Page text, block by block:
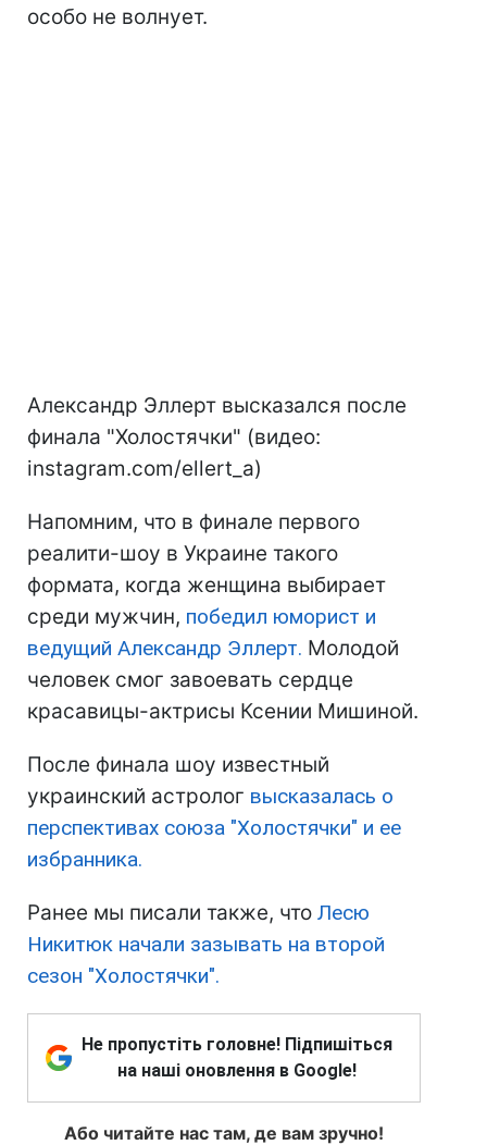
особо не волнует.
Александр Эллерт высказался после
финала "Холостячки" (видео:
instagram.com/ellert_a)
Напомним, что в финале первого
реалити-шоу в Украине такого
формата, когда женщина выбирает
среди мужчин, победил юморист и
ведущий Александр Эллерт. Молодой
человек смог завоевать сердце
красавицы-актрисы Ксении Мишиной.
После финала шоу известный
украинский астролог высказалась о
перспективах союза "Холостячки" и ее
избранника.
Ранее мы писали также, что Лесю
Никитюк начали зазывать на второй
сезон "Холостячки".
Не пропустіть головне! Підпишіться
на наші оновлення в Google!
Або читайте нас там, де вам зручно!